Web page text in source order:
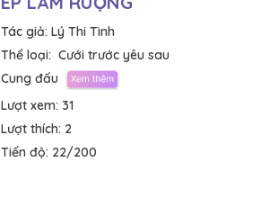
Tác giả: Lý Thi Tình
Thể loại: Cưới trước yêu sau
Cung đấu
Lượt xem: 31
Lượt thích: 2
Tiến độ: 22/200